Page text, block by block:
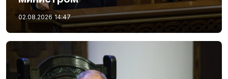
02.08.2026 14:47